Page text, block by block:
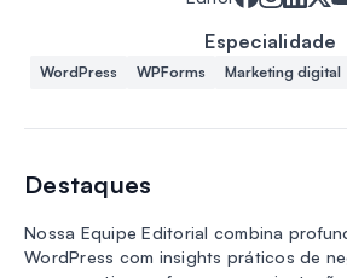
Especialidade
WordPress WPForms Marketing digital
Destaques
Nossa Equipe Editorial combina
WordPress com insights práticos de